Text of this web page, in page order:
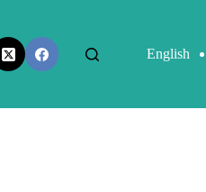
English